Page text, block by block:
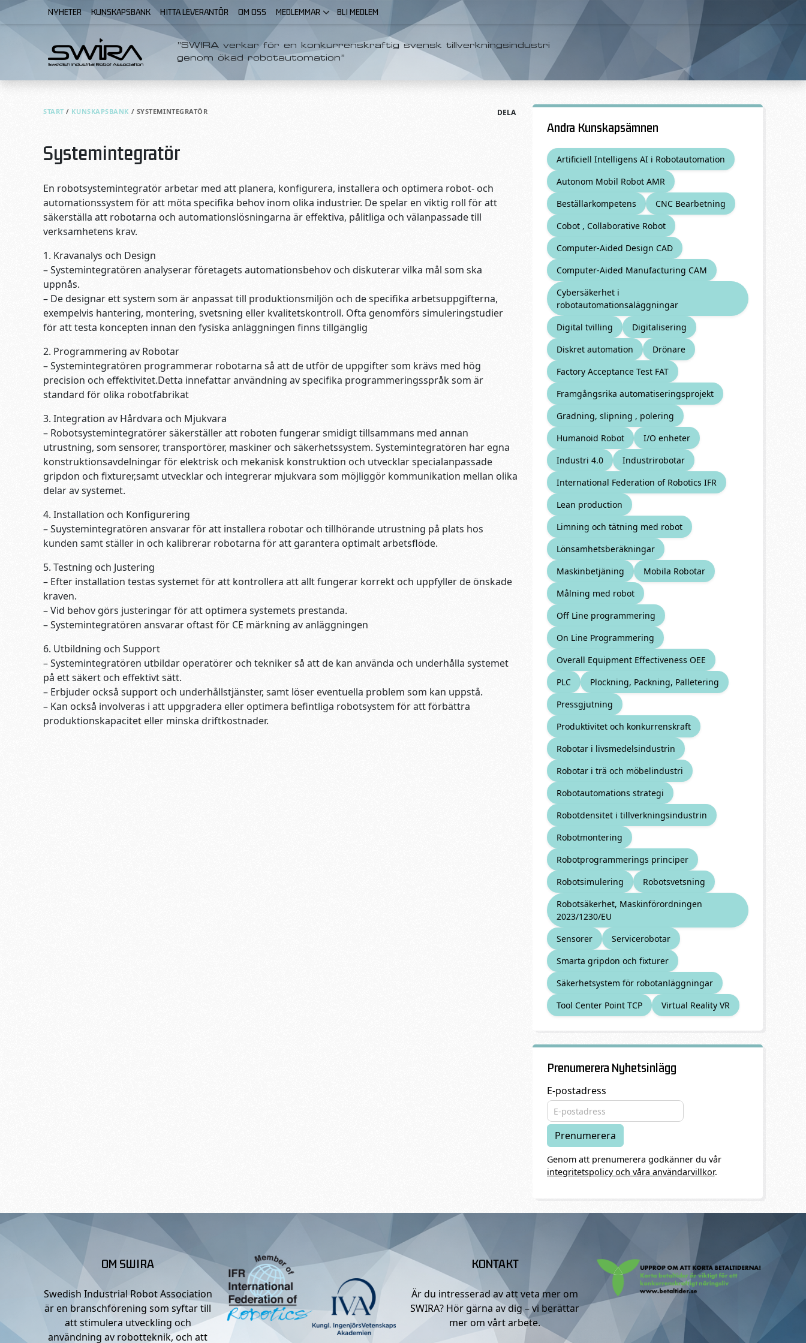
Skip to content
NYHETER KUNSKAPSBANK HITTA LEVERANTÖR OM OSS MEDLEMMAR BLI MEDLEM
”SWIRA verkar för en konkurrenskraftig svensk tillverkningsindustri
genom ökad robotautomation”
START / KUNSKAPSBANK / SYSTEMINTEGRATÖR DELA
Systemintegratör
En robotsystemintegratör arbetar med att planera, konfigurera, installera och optimera robot- och
automationssystem för att möta specifika behov inom olika industrier. De spelar en viktig roll för att
säkerställa att robotarna och automationslösningarna är effektiva, pålitliga och välanpassade till
verksamhetens krav.
1. Kravanalys och Design
– Systemintegratören analyserar företagets automationsbehov och diskuterar vilka mål som ska
uppnås.
– De designar ett system som är anpassat till produktionsmiljön och de specifika arbetsuppgifterna,
exempelvis hantering, montering, svetsning eller kvalitetskontroll. Ofta genomförs simuleringstudier
för att testa koncepten innan den fysiska anläggningen finns tillgänglig
2. Programmering av Robotar
– Systemintegratören programmerar robotarna så att de utför de uppgifter som krävs med hög
precision och effektivitet.Detta innefattar användning av specifika programmeringsspråk som är
standard för olika robotfabrikat
3. Integration av Hårdvara och Mjukvara
– Robotsystemintegratörer säkerställer att roboten fungerar smidigt tillsammans med annan
utrustning, som sensorer, transportörer, maskiner och säkerhetssystem. Systemintegratören har egna
konstruktionsavdelningar för elektrisk och mekanisk konstruktion och utvecklar specialanpassade
gripdon och fixturer,samt utvecklar och integrerar mjukvara som möjliggör kommunikation mellan olika
delar av systemet.
4. Installation och Konfigurering
– Suystemintegratören ansvarar för att installera robotar och tillhörande utrustning på plats hos
kunden samt ställer in och kalibrerar robotarna för att garantera optimalt arbetsflöde.
5. Testning och Justering
– Efter installation testas systemet för att kontrollera att allt fungerar korrekt och uppfyller de önskade
kraven.
– Vid behov görs justeringar för att optimera systemets prestanda.
– Systemintegratören ansvarar oftast för CE märkning av anläggningen
6. Utbildning och Support
– Systemintegratören utbildar operatörer och tekniker så att de kan använda och underhålla systemet
på ett säkert och effektivt sätt.
– Erbjuder också support och underhållstjänster, samt löser eventuella problem som kan uppstå.
– Kan också involveras i att uppgradera eller optimera befintliga robotsystem för att förbättra
produktionskapacitet eller minska driftkostnader.
Andra Kunskapsämnen
Artificiell Intelligens AI i Robotautomation
Autonom Mobil Robot AMR
Beställarkompetens
CNC Bearbetning
Cobot , Collaborative Robot
Computer-Aided Design CAD
Computer-Aided Manufacturing CAM
Cybersäkerhet i
robotautomationsaläggningar
Digital tvilling
Digitalisering
Diskret automation
Drönare
Factory Acceptance Test FAT
Framgångsrika automatiseringsprojekt
Gradning, slipning , polering
Humanoid Robot
I/O enheter
Industri 4.0
Industrirobotar
International Federation of Robotics IFR
Lean production
Limning och tätning med robot
Lönsamhetsberäkningar
Maskinbetjäning
Mobila Robotar
Målning med robot
Off Line programmering
On Line Programmering
Overall Equipment Effectiveness OEE
PLC
Plockning, Packning, Palletering
Pressgjutning
Produktivitet och konkurrenskraft
Robotar i livsmedelsindustrin
Robotar i trä och möbelindustri
Robotautomations strategi
Robotdensitet i tillverkningsindustrin
Robotmontering
Robotprogrammerings principer
Robotsimulering
Robotsvetsning
Robotsäkerhet, Maskinförordningen
2023/1230/EU
Sensorer
Servicerobotar
Smarta gripdon och fixturer
Säkerhetsystem för robotanläggningar
Tool Center Point TCP
Virtual Reality VR
Prenumerera Nyhetsinlägg
E-postadress
Genom att prenumerera godkänner du vår
integritetspolicy och våra användarvillkor.
OM SWIRA
Swedish Industrial Robot Association
är en branschförening som syftar till
att stimulera utveckling och
användning av robotteknik, och att
KONTAKT
Är du intresserad av att veta mer om
SWIRA? Hör gärna av dig – vi berättar
mer om vårt arbete.